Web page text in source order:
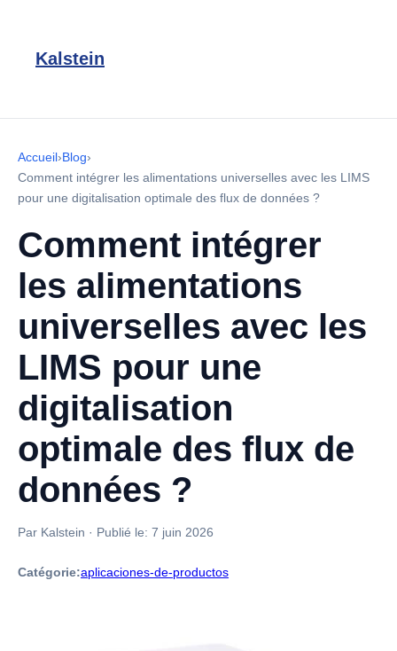
Kalstein
Accueil›Blog›
Comment intégrer les alimentations universelles avec les LIMS
pour une digitalisation optimale des flux de données ?
Comment intégrer
les alimentations
universelles avec les
LIMS pour une
digitalisation
optimale des flux de
données ?
Par Kalstein · Publié le: 7 juin 2026
Catégorie:aplicaciones-de-productos